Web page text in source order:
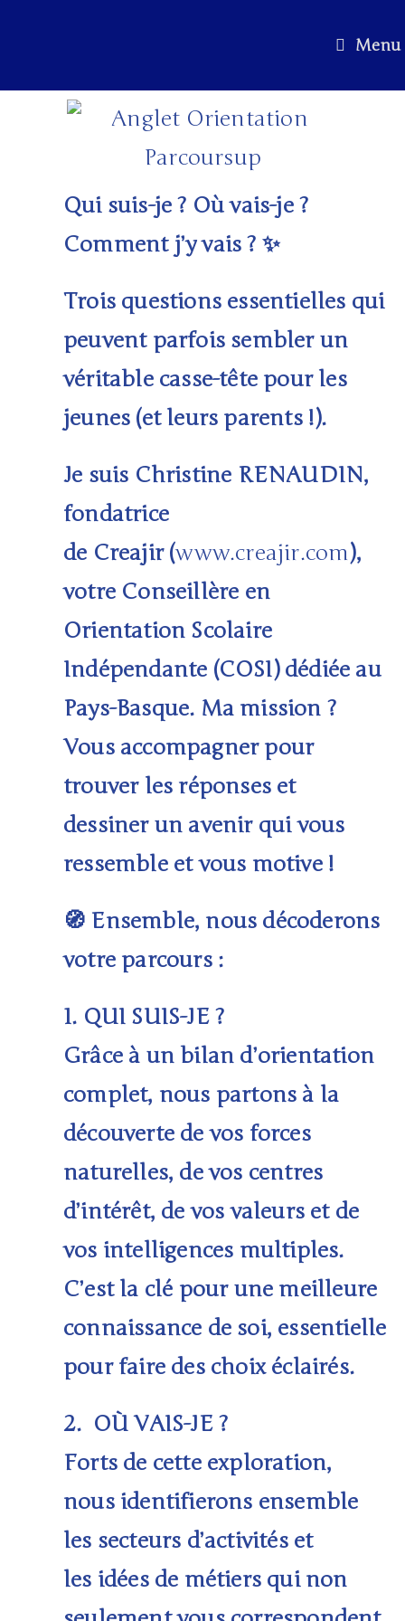
Menu
Qui suis-je ? Où vais-je ?
Comment j’y vais ? ✨
Trois questions essentielles qui
peuvent parfois sembler un
véritable casse-tête pour les
jeunes (et leurs parents !).
Je suis Christine RENAUDIN,
fondatrice
de Creajir(www.creajir.com),
votre Conseillère en
Orientation Scolaire
Indépendante (COSI)dédiée au
Pays-Basque. Ma mission ?
Vous accompagner pour
trouver les réponses et
dessiner un avenir qui vous
ressemble et vous motive !
🧭 Ensemble, nous décoderons
votre parcours :
1. QUI SUIS-JE ?
Grâce à un bilan d’orientation
complet, nous partons à la
découverte de vos forces
naturelles, de vos centres
d’intérêt, de vos valeurs et de
vos intelligences multiples.
C’est la clé pour une meilleure
connaissance de soi, essentielle
pour faire des choix éclairés.
2. OÙ VAIS-JE ?
Forts de cette exploration,
nous identifierons ensemble
les secteurs d’activitéset
les idées de métiers qui non